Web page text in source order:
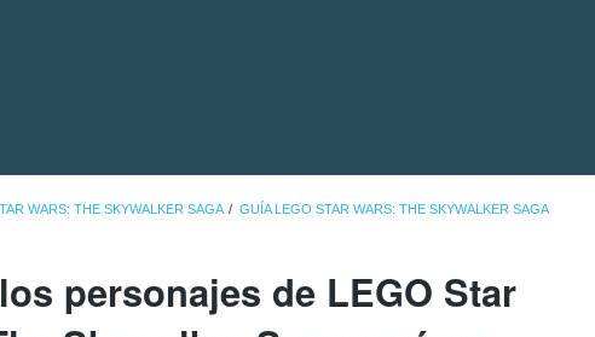
WARS: THE SKYWALKER SAGA GUÍA LEGO STAR WARS: THE SKYWALKER SAGA
personajes de LEGO Star